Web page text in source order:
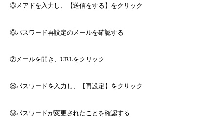
⑤メアドを入力し、【送信をする】をクリック
⑥パスワード再設定のメールを確認する
⑦メールを開き、 URLをクリック
⑧パスワードを入力し、【再設定】をクリック
⑨パスワードが変更されたことを確認する